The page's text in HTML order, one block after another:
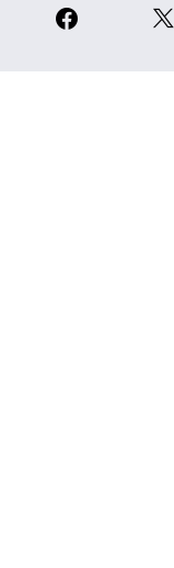
Instagram Facebook